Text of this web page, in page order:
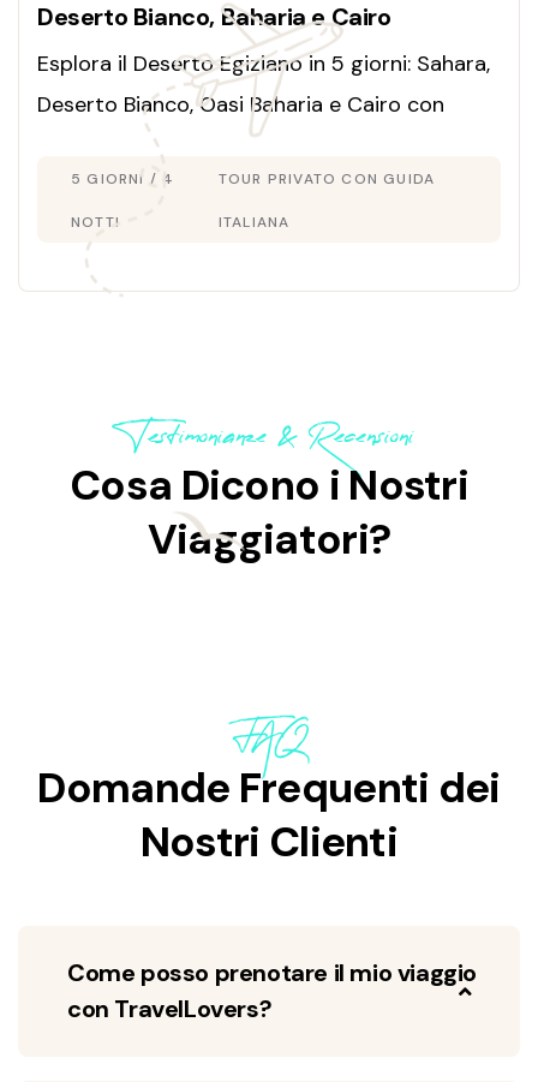
Deserto Bianco, Baharia e Cairo
Esplora il Deserto Egiziano in 5 giorni: Sahara,
Deserto Bianco, Oasi Baharia e Cairo con
guida italiana. Avventura, storia e paesaggi
mozzafiato!
5 GIORNI / 4
NOTTI
TOUR PRIVATO CON GUIDA
ITALIANA
Testimonianze & Recensioni
Cosa Dicono i Nostri
Viaggiatori?
FAQ
Domande Frequenti dei
Nostri Clienti
Come posso prenotare il mio viaggio
con TravelLovers?